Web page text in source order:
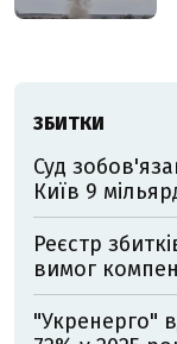
ЗБИТКИ
Суд
Київ 9
Реєстр
вимог
"Укренерго"